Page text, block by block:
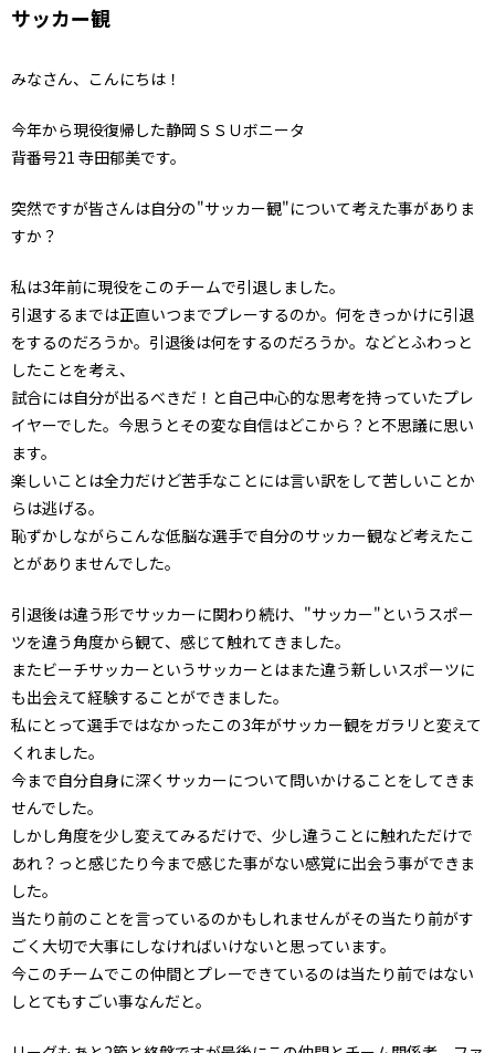
サッカー観
みなさん、こんにちは！
今年から現役復帰した静岡ＳＳＵボニータ
背番号21 寺田郁美です。
突然ですが皆さんは自分の"サッカー観"について考えた事がありま
すか？
私は3年前に現役をこのチームで引退しました。
引退するまでは正直いつまでプレーするのか。何をきっかけに引退
をするのだろうか。引退後は何をするのだろうか。などとふわっと
したことを考え、
試合には自分が出るべきだ！と自己中心的な思考を持っていたプレ
イヤーでした。今思うとその変な自信はどこから？と不思議に思い
ます。
楽しいことは全力だけど苦手なことには言い訳をして苦しいことか
らは逃げる。
恥ずかしながらこんな低脳な選手で自分のサッカー観など考えたこ
とがありませんでした。
引退後は違う形でサッカーに関わり続け、"サッカー"というスポー
ツを違う角度から観て、感じて触れてきました。
またビーチサッカーというサッカーとはまた違う新しいスポーツに
も出会えて経験することができました。
私にとって選手ではなかったこの3年がサッカー観をガラリと変えて
くれました。
今まで自分自身に深くサッカーについて問いかけることをしてきま
せんでした。
しかし角度を少し変えてみるだけで、少し違うことに触れただけで
あれ？っと感じたり今まで感じた事がない感覚に出会う事ができま
した。
当たり前のことを言っているのかもしれませんがその当たり前がす
ごく大切で大事にしなければいけないと思っています。
今このチームでこの仲間とプレーできているのは当たり前ではない
しとてもすごい事なんだと。